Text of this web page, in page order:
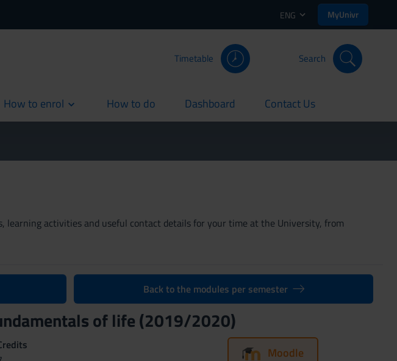
ENG MyUnivr
Timetable Search
How to enrol How to do
current Dashboard
current Contact Us
current
activities and useful contact details for your time at the University, from
Back to the modules per semester
of life (2019/2020)
Moodle